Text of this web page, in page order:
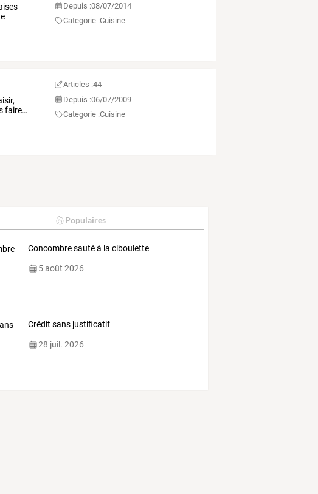
Depuis :08/07/2014
Categorie :Cuisine
faire…
Articles :44
Depuis :06/07/2009
Categorie :Cuisine
Populaires
Concombre sauté à la ciboulette
5 août 2026
Crédit sans justificatif
28 juil. 2026